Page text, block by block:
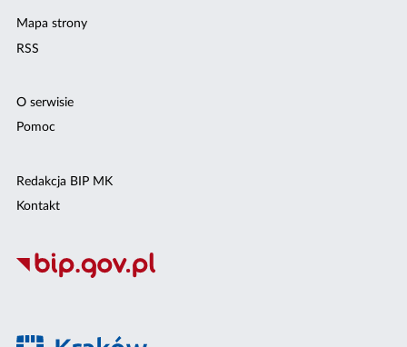
Mapa strony
RSS
O serwisie
Pomoc
Redakcja BIP MK
Kontakt